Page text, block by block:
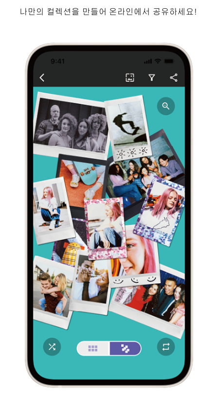
나만의 컬렉션을 만들어 온라인에서 공유하세요!